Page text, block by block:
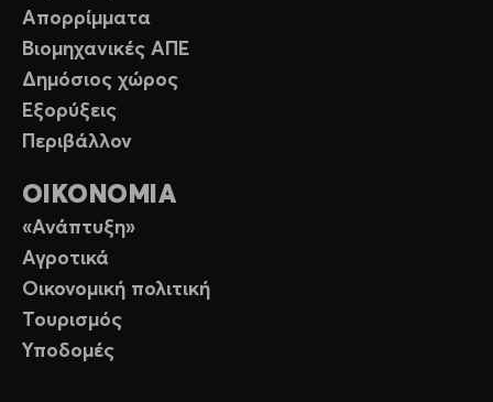
Απορρίμματα
Βιομηχανικές ΑΠΕ
Δημόσιος χώρος
Εξορύξεις
Περιβάλλον
ΟΙΚΟΝΟΜΙΑ
«Ανάπτυξη»
Αγροτικά
Οικονομική πολιτική
Τουρισμός
Υποδομές